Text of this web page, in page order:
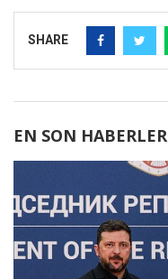
SHARE
EN SON HABERLER